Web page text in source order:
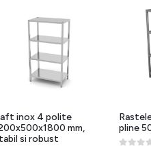
inox 4 polite
mm,
si robust
pline